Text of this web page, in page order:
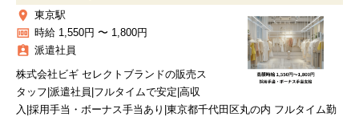
place 東京駅
money 時給 1,550円 〜 1,800円
assignment_ind 派遣社員
株式会社ビギ セレクトブランドの販売ス
タッフ|派遣社員|フルタイムで安定|高収
入|採用手当・ボーナス手当あり|東京都千代田区丸の内 フルタイム勤